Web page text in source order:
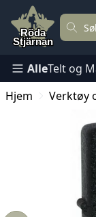
AlleTelt og
Hjem
Verktøy